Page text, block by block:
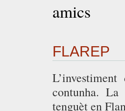
amics
FLAREP
contunha.
tenguèt en